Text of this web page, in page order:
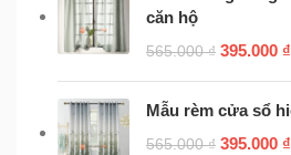
căn hộ
565.000₫ 395.000 ₫
Mẫu rèm cửa sổ
565.000₫ 395.000 ₫